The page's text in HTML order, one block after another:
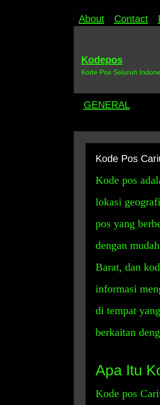
About Contact
Kodepos
Kode Pos Seluruh
GENERAL
Kode Pos
Kode pos
lokasi
pos yang
dengan
Barat, dan
informasi
di tempat
berkaitan
Apa Itu
Kode pos